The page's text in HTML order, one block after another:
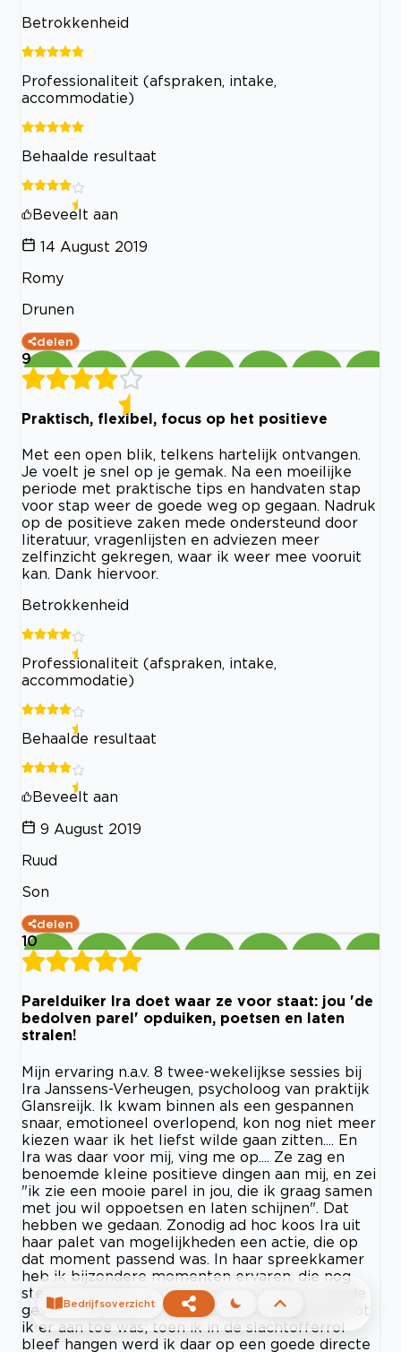
Betrokkenheid
Professionaliteit (afspraken, intake,
accommodatie)
Behaalde resultaat
Beveelt aan
14 August 2019
Romy
Drunen
delen
9
Praktisch, flexibel, focus op het positieve
Met een open blik, telkens hartelijk ontvangen.
Je voelt je snel op je gemak. Na een moeilijke
periode met praktische tips en handvaten stap
voor stap weer de goede weg op gegaan. Nadruk
op de positieve zaken mede ondersteund door
literatuur, vragenlijsten en adviezen meer
zelfinzicht gekregen, waar ik weer mee vooruit
kan. Dank hiervoor.
Betrokkenheid
Professionaliteit (afspraken, intake,
accommodatie)
Behaalde resultaat
Beveelt aan
9 August 2019
Ruud
Son
delen
10
Parelduiker Ira doet waar ze voor staat: jou 'de
bedolven parel' opduiken, poetsen en laten
stralen!
Mijn ervaring n.a.v. 8 twee-wekelijkse sessies bij
Ira Janssens-Verheugen, psycholoog van praktijk
Glansreijk. Ik kwam binnen als een gespannen
snaar, emotioneel overlopend, kon nog niet meer
kiezen waar ik het liefst wilde gaan zitten.... En
Ira was daar voor mij, ving me op.... Ze zag en
benoemde kleine positieve dingen aan mij, en zei
"ik zie een mooie parel in jou, die ik graag samen
met jou wil oppoetsen en laten schijnen". Dat
hebben we gedaan. Zonodig ad hoc koos Ira uit
haar palet van mogelijkheden een actie, die op
dat moment passend was. In haar spreekkamer
heb ik bijzondere momenten ervaren, die nog
steeds steuntjes in de rug zijn en levensvreugde
geven. Vragenlijsten invullen werd uitgesteld tot
ik er aan toe was; toen ik in de slachtofferrol
bleef hangen werd ik daar op een goede directe
Bedrijfsoverzicht